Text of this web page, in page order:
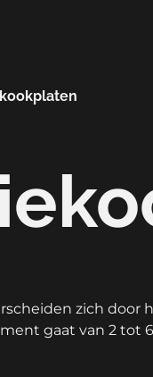
zich door
gaat van 2 tot